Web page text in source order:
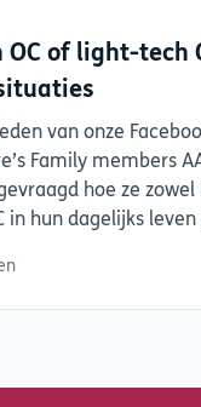
of light-tech
van onze
Family members
hoe ze zowel
in hun dagelijks